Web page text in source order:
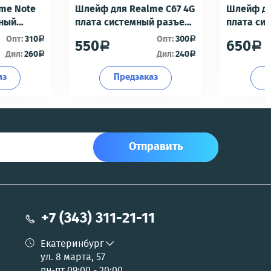
Note
-
Опт:310a
Дил:260a
Шлейф для Realme C67 4G
плата системный разъем/
разъем гарнитуры/
микрофон - Премиум
550a Опт:300a
Дил:240a
Предзаказ
Шлейф
плата
650a
Отправить
+7 (343) 311-21-11
Екатеринбург
ул. 8 марта, 57